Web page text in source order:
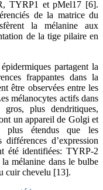
TYRP1 et pMel17 [6].
de la matrice du
la mélanine aux
de la tige pilaire en
partagent la
frappantes dans la
être observées entre les
mélanocytes actifs dans
plus dendritiques,
un appareil de Golgi et
plus étendus que les
d’expression
été identifiées: TYRP-2
la mélanine dans le bulbe
cuir chevelu [13].